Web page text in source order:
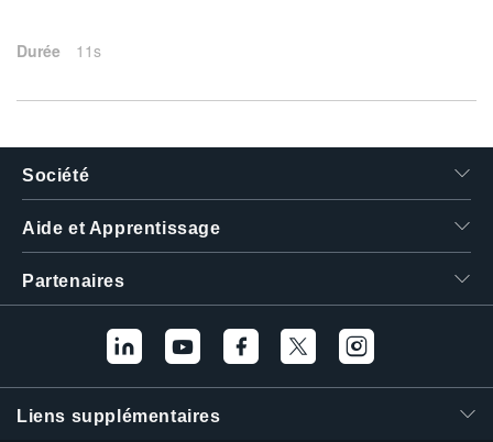
Durée 11s
Société
Aide et Apprentissage
Partenaires
Liens supplémentaires